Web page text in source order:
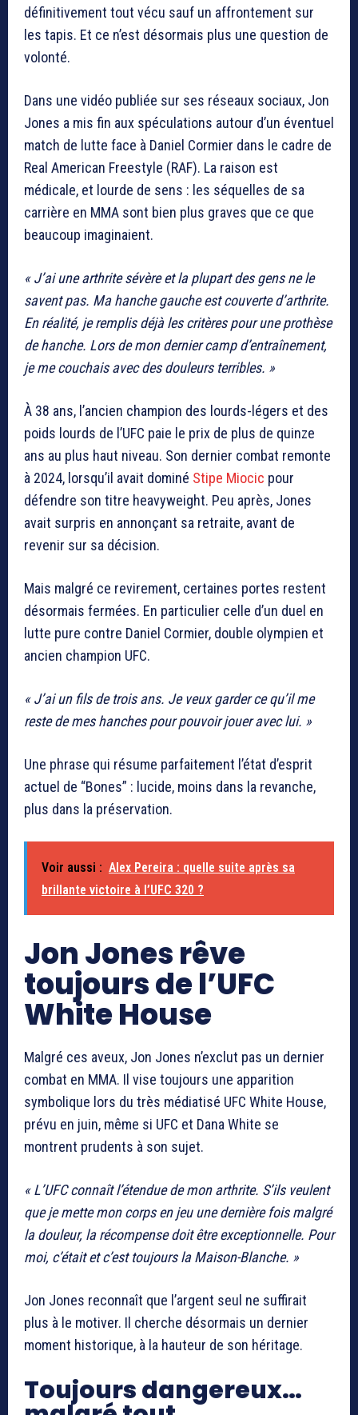
définitivement tout vécu sauf un affrontement sur
les tapis. Et ce n’est désormais plus une question de
volonté.
Dans une vidéo publiée sur ses réseaux sociaux, Jon
Jones a mis fin aux spéculations autour d’un éventuel
match de lutte face à Daniel Cormier dans le cadre de
Real American Freestyle (RAF). La raison est
médicale, et lourde de sens : les séquelles de sa
carrière en MMA sont bien plus graves que ce que
beaucoup imaginaient.
« J’ai une arthrite sévère et la plupart des gens ne le
savent pas. Ma hanche gauche est couverte d’arthrite.
En réalité, je remplis déjà les critères pour une prothèse
de hanche. Lors de mon dernier camp d’entraînement,
je me couchais avec des douleurs terribles. »
À 38 ans, l’ancien champion des lourds-légers et des
poids lourds de l’UFC paie le prix de plus de quinze
ans au plus haut niveau. Son dernier combat remonte
à 2024, lorsqu’il avait dominé Stipe Miocic pour
défendre son titre heavyweight. Peu après, Jones
avait surpris en annonçant sa retraite, avant de
revenir sur sa décision.
Mais malgré ce revirement, certaines portes restent
désormais fermées. En particulier celle d’un duel en
lutte pure contre Daniel Cormier, double olympien et
ancien champion UFC.
« J’ai un fils de trois ans. Je veux garder ce qu’il me
reste de mes hanches pour pouvoir jouer avec lui. »
Une phrase qui résume parfaitement l’état d’esprit
actuel de “Bones” : lucide, moins dans la revanche,
plus dans la préservation.
Voir aussi : Alex Pereira : quelle suite après sa
brillante victoire à l’UFC 320 ?
Jon Jones rêve
toujours de l’UFC
White House
Malgré ces aveux, Jon Jones n’exclut pas un dernier
combat en MMA. Il vise toujours une apparition
symbolique lors du très médiatisé UFC White House,
prévu en juin, même si UFC et Dana White se
montrent prudents à son sujet.
« L’UFC connaît l’étendue de mon arthrite. S’ils veulent
que je mette mon corps en jeu une dernière fois malgré
la douleur, la récompense doit être exceptionnelle. Pour
moi, c’était et c’est toujours la Maison-Blanche. »
Jon Jones reconnaît que l’argent seul ne suffirait
plus à le motiver. Il cherche désormais un dernier
moment historique, à la hauteur de son héritage.
Toujours dangereux…